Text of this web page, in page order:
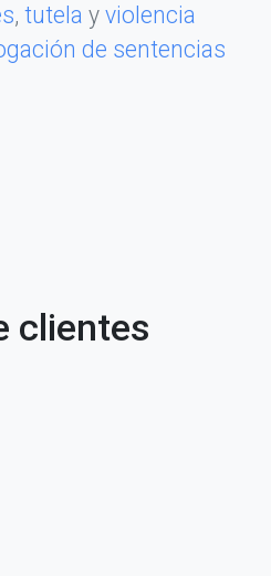
, tutela y violencia
de sentencias
clientes